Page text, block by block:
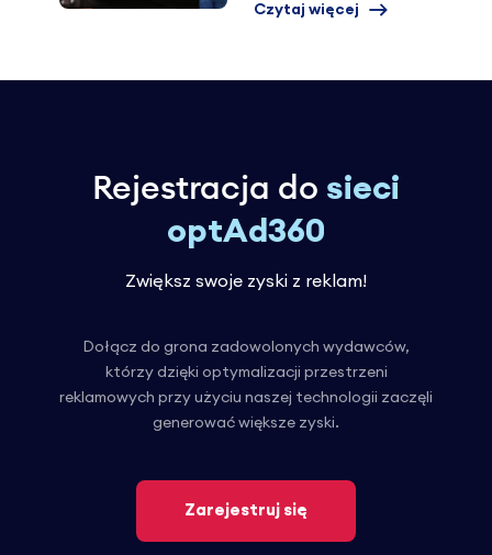
Czytaj więcej
Rejestracja do sieci
optAd360
Zwiększ swoje zyski z reklam!
Dołącz do grona zadowolonych wydawców,
którzy dzięki optymalizacji przestrzeni
reklamowych przy użyciu naszej technologii zaczęli
generować większe zyski.
Zarejestruj się